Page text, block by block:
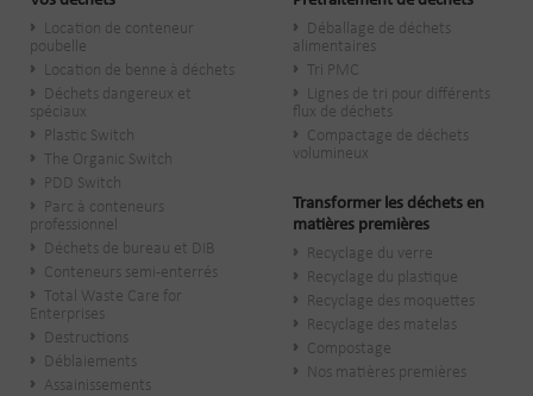
Location de conteneur
poubelle
Location de benne à déchets
Déchets dangereux et
spéciaux
Plastic Switch
The Organic Switch
PDD Switch
Parc à conteneurs
professionnel
Déchets de bureau et DIB
Conteneurs semi-enterrés
Total Waste Care for
Enterprises
Destructions
Déblaiements
Assainissements
Déballage de déchets
alimentaires
Tri PMC
Lignes de tri pour différents
flux de déchets
Compactage de déchets
volumineux
Transformer les déchets en
matières premières
Recyclage du verre
Recyclage du plastique
Recyclage des moquettes
Recyclage des matelas
Compostage
Nos matières premières